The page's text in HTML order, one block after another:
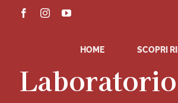
FacebookInstagramYouTube
HOME SCOPRI